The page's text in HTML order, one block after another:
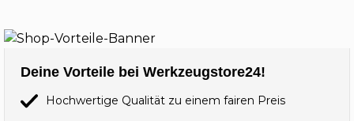
Deine Vorteile bei Werkzeugstore24!
Hochwertige Qualität zu einem fairen Preis